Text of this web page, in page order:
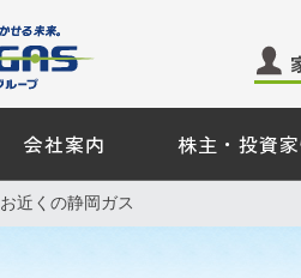
家庭用の
会社案内 株主・投資
お近くの静岡ガス